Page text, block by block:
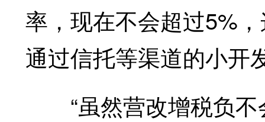
率，现在不会超过5%
通过信托等渠道的小开
“虽然营改增税负不